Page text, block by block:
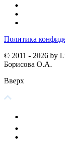
Политика
© 2011 - 2026 by
Борисова О.А.
Вверх